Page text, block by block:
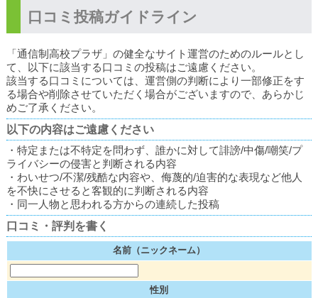
口コミ投稿ガイドライン
「通信制高校プラザ」の健全なサイト運営のためのルールとし
て、以下に該当する口コミの投稿はご遠慮ください。
該当する口コミについては、運営側の判断により一部修正をす
る場合や削除させていただく場合がございますので、あらかじ
めご了承ください。
以下の内容はご遠慮ください
・特定または不特定を問わず、誰かに対して誹謗/中傷/嘲笑/プ
ライバシーの侵害と判断される内容
・わいせつ/不潔/残酷な内容や、侮蔑的/迫害的な表現など他人
を不快にさせると客観的に判断される内容
・同一人物と思われる方からの連続した投稿
口コミ・評判を書く
名前（ニックネーム）
性別